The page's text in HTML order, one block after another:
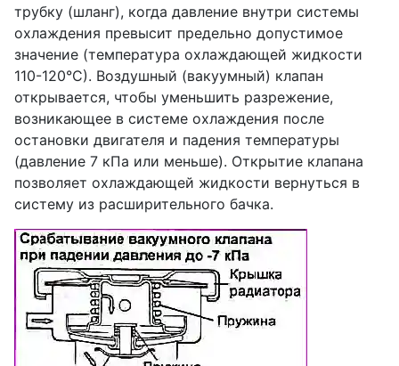
трубку (шланг), когда давление внутри системы
охлаждения превысит предельно допустимое
значение (температура охлаждающей жидкости
110-120°С). Воздушный (вакуумный) клапан
открывается, чтобы уменьшить разрежение,
возникающее в системе охлаждения после
остановки двигателя и падения температуры
(давление 7 кПа или меньше). Открытие клапана
позволяет охлаждающей жидкости вернуться в
систему из расширительного бачка.